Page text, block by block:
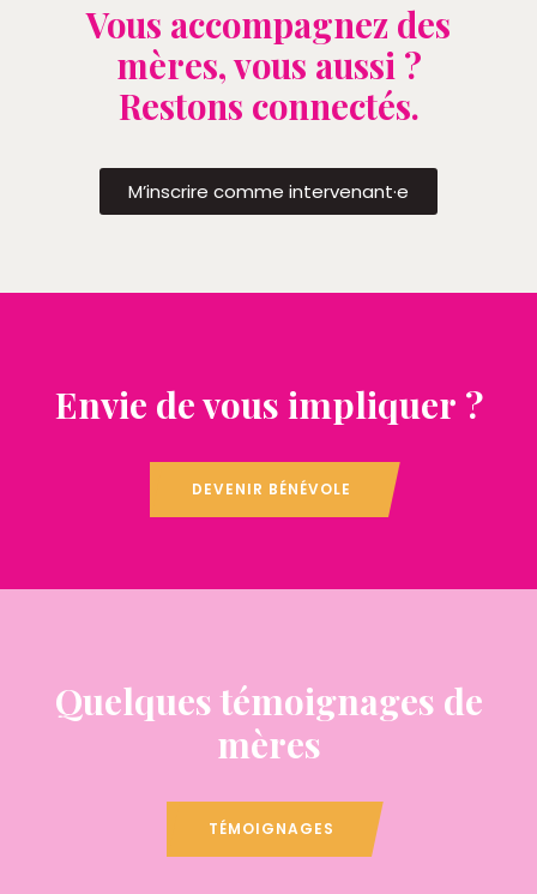
Vous accompagnez des
mères, vous aussi ?
Restons connectés.
M’inscrire comme intervenant·e
Envie de vous impliquer ?
DEVENIR BÉNÉVOLE
Quelques témoignages de
mères
TÉMOIGNAGES